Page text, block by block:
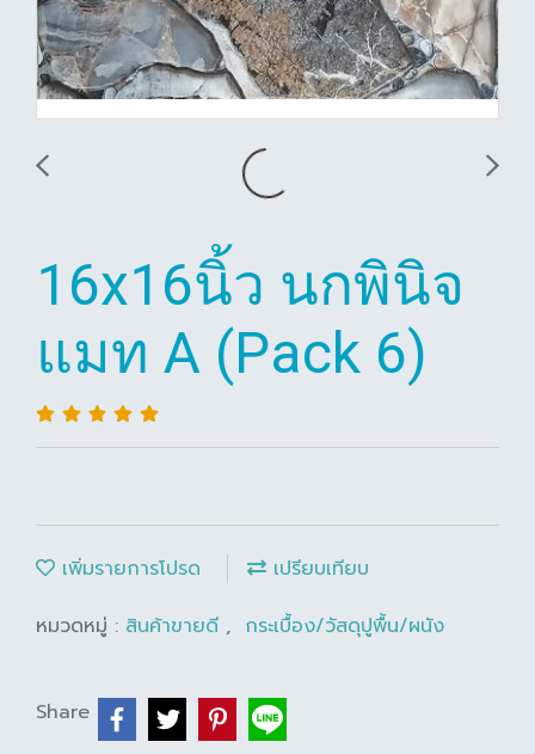
16x16นิ้ว นกพินิจ
แมท A (Pack 6)
เพิ่มรายการโปรด
เปรียบเทียบ
หมวดหมู่ : สินค้าขายดี , กระเบื้อง/วัสดุปูพื้น/ผนัง
Share